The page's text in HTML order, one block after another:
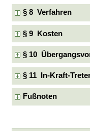
§ 8 Verfahren
§ 9 Kosten
§ 10
§ 11 In-Kraft-
Fußnoten